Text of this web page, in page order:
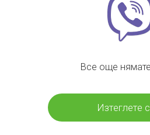
Все още
Изтеглете